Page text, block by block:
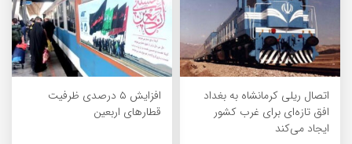
اتصال ریلی کرمانشاه به بغداد
افق تازه‌ای برای غرب کشور
ایجاد می‌کند
افزایش ۵ درصدی ظرفیت
قطارهای اربعین